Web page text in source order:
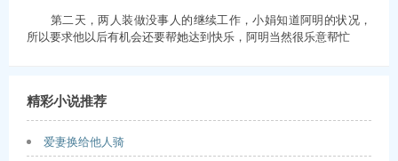
第二天，两人装做没事人的继续工作，小娟知道阿明的状况，
所以要求他以后有机会还要帮她达到快乐，阿明当然很乐意帮忙
精彩小说推荐
爱妻换给他人骑